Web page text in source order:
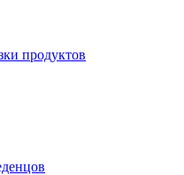
продуктов